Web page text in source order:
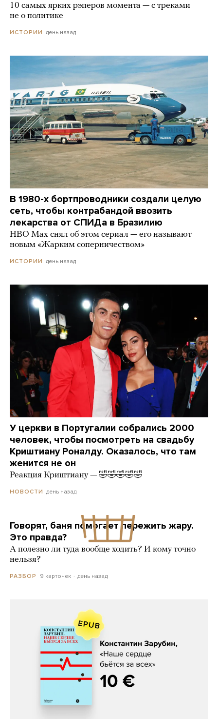
10 самых ярких рэперов момента — с треками
не о политике
ИСТОРИИ день назад
В 1980-х бортпроводники создали целую
сеть, чтобы контрабандой ввозить
лекарства от СПИДа в Бразилию
HBO Max снял об этом сериал — его называют
новым «Жарким соперничеством»
ИСТОРИИ день назад
У церкви в Португалии собрались 2000
человек, чтобы посмотреть на свадьбу
Криштиану Роналду. Оказалось, что там
женится не он
Реакция Криштиану — 🤣🤣🤣🤣🤣
НОВОСТИ день назад
Говорят, баня помогает пережить жару.
Это правда?
А полезно ли туда вообще ходить? И кому точно
нельзя?
РАЗБОР 9 карточек день назад
Константин Зарубин, «Наше сердце